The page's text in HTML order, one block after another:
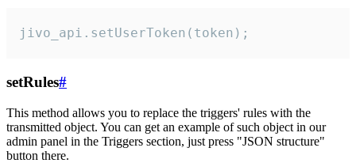
jivo_api.setUserToken(token);
setRules#
This method allows you to replace the triggers' rules with the
transmitted object. You can get an example of such object in our
admin panel in the Triggers section, just press "JSON structure"
button there.